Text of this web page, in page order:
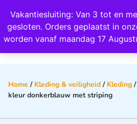
Vakantiesluiting: Van 3 tot en
gesloten. Orders geplaatst in
worden vanaf maandag 17
Wij scoren een 4,8
Home / Kleding & veiligheid / Kleding /
kleur donkerblauw met striping